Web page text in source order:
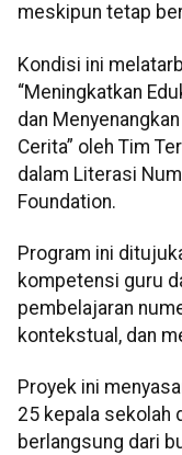
meskipun tetap
Kondisi ini
“Meningkatkan
dan
Cerita” oleh Tim
dalam Literasi
Foundation.
Program ini
kompetensi guru
pembelajaran
kontekstual, dan
Proyek ini
25 kepala sekolah
berlangsung dari